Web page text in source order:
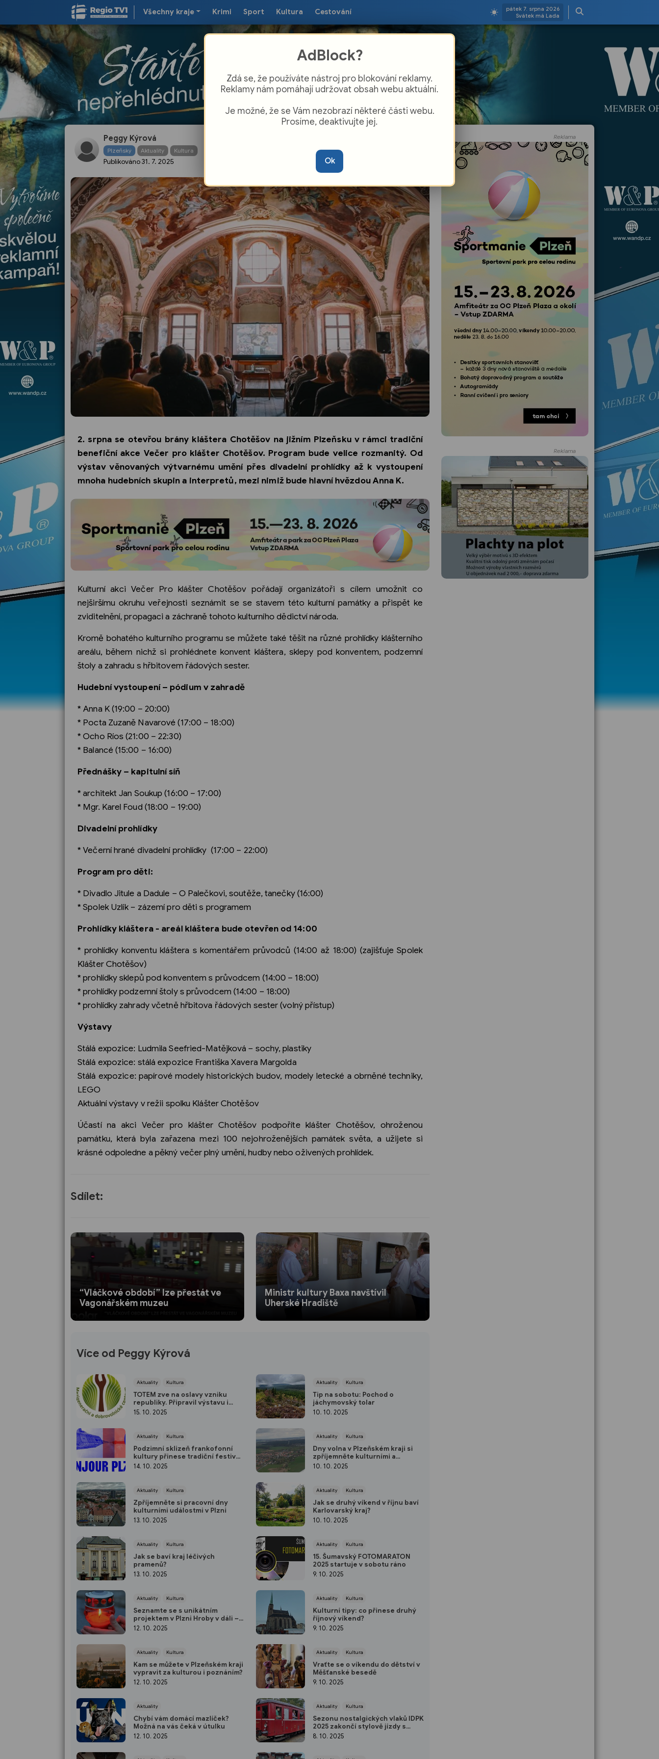
Všechny kraje Krimi Sport Kultura Cestování
pátek 7. srpna 2026
Svátek má Lada
Peggy Kýrová
Plzeňský Aktuality Kultura
Publikováno31. 7. 2025
hudební vystoupení i noční prohlídky
2. srpna se otevřou brány kláštera Chotěšov na jižním Plzeňsku v rámci tradiční
benefiční akce Večer pro klášter Chotěšov. Program bude velice rozmanitý. Od
výstav věnovaných výtvarnému umění přes divadelní prohlídky až k vystoupení
mnoha hudebních skupin a interpretů, mezi nimiž bude hlavní hvězdou Anna K.
Kulturní akci Večer Pro klášter Chotěšov pořádají organizátoři s cílem umožnit co
nejširšímu okruhu veřejnosti seznámit se se stavem této kulturní památky a přispět ke
zviditelnění, propagaci a záchraně tohoto kulturního dědictví národa.
Kromě bohatého kulturního programu se můžete také těšit na různé prohlídky klášterního
areálu, během nichž si prohlédnete konvent kláštera, sklepy pod konventem, podzemní
štoly a zahradu s hřbitovem řádových sester.
Hudební vystoupení – pódium v zahradě
* Anna K (19:00 – 20:00)
* Pocta Zuzaně Navarové (17:00 – 18:00)
* Ocho Ríos (21:00 – 22:30)
* Balancé (15:00 – 16:00)
Přednášky – kapitulní síň
* architekt Jan Soukup (16:00 – 17:00)
* Mgr. Karel Foud (18:00 – 19:00)
Divadelní prohlídky
* Večerní hrané divadelní prohlídky (17:00 – 22:00)
Program pro děti:
* Divadlo Jitule a Dadule – O Palečkovi, soutěže, tanečky (16:00)
* Spolek Uzlík – zázemí pro děti s programem
Prohlídky kláštera - areál kláštera bude otevřen od 14:00
* prohlídky konventu kláštera s komentářem průvodců (14:00 až 18:00) (zajišťuje Spolek
Klášter Chotěšov)
* prohlídky sklepů pod konventem s průvodcem (14:00 – 18:00)
* prohlídky podzemní štoly s průvodcem (14:00 – 18:00)
* prohlídky zahrady včetně hřbitova řádových sester (volný přístup)
Výstavy
Stálá expozice: Ludmila Seefried-Matějková – sochy, plastiky
Stálá expozice: stálá expozice Františka Xavera Margolda
Stálá expozice: papírové modely historických budov, modely letecké a obrněné techniky,
LEGO
Aktuální výstavy v režii spolku Klášter Chotěšov
Účastí na akci Večer pro klášter Chotěšov podpoříte klášter Chotěšov, ohroženou
památku, která byla zařazena mezi 100 nejohroženějších památek světa, a užijete si
krásné odpoledne a pěkný večer plný umění, hudby nebo oživených prohlídek.
Sdílet:
“Vláčkové období” lze přestát ve
Vagonářském muzeu
Ministr kultury Baxa navštívil
Uherské Hradiště
Více od Peggy Kýrová
Aktuality Kultura
TOTEM zve na oslavy vzniku
republiky. Připravil výstavu i
tvořivou dílnu
15. 10. 2025
Aktuality Kultura
Podzimní sklizeň frankofonní
kultury přinese tradiční festival
Bonjour Plzeň
14. 10. 2025
Aktuality Kultura
Zpříjemněte si pracovní dny
kulturními událostmi v Plzni
13. 10. 2025
Aktuality Kultura
Jak se baví kraj léčivých
pramenů?
13. 10. 2025
Aktuality Kultura
Seznamte se s unikátním
projektem v Plzni Hroby v dáli –
Křížová cesta
12. 10. 2025
Aktuality Kultura
Kam se můžete v Plzeňském kraji
vypravit za kulturou i poznáním?
12. 10. 2025
Aktuality
Chybí vám domácí mazlíček?
Možná na vás čeká v útulku
12. 10. 2025
Aktuality Kultura
Tip na sobotu: Pochod o
jáchymovský tolar
10. 10. 2025
Aktuality Kultura
Dny volna v Plzeňském kraji si
zpříjemněte kulturními a
společenskými událostmi
10. 10. 2025
Aktuality Kultura
Jak se druhý víkend v říjnu baví
Karlovarský kraj?
10. 10. 2025
Aktuality Kultura
15. Šumavský FOTOMARATON
2025 startuje v sobotu ráno
9. 10. 2025
Aktuality Kultura
Kulturní tipy: co přinese druhý
říjnový víkend?
9. 10. 2025
Aktuality Kultura
Vraťte se o víkendu do dětství v
Měšťanské besedě
9. 10. 2025
Aktuality Kultura
Sezonu nostalgických vlaků IDPK
2025 zakončí stylově jízdy s
motorákem Hurvínek na
8. 10. 2025
Reklama
Reklama
AdBlock?
Zdá se, že používáte nástroj pro blokování reklamy.
Reklamy nám pomáhají udržovat obsah webu aktuální.
Je možné, že se Vám nezobrazí některé části webu.
Prosíme, deaktivujte jej.
Ok